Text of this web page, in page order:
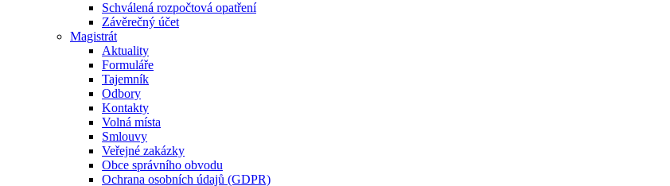
Schválená rozpočtová opatření
Závěrečný účet
Magistrát
Aktuality
Formuláře
Tajemník
Odbory
Kontakty
Volná místa
Smlouvy
Veřejné zakázky
Obce správního obvodu
Ochrana osobních údajů (GDPR)